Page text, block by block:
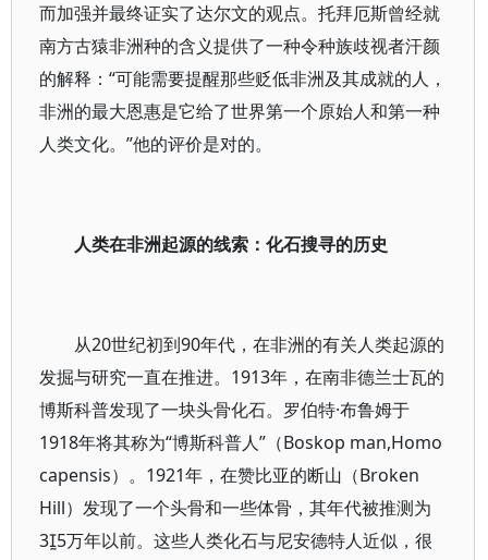
而加强并最终证实了达尔文的观点。托拜厄斯曾经就
南方古猿非洲种的含义提供了一种令种族歧视者汗颜
的解释：“可能需要提醒那些贬低非洲及其成就的人，
非洲的最大恩惠是它给了世界第一个原始人和第一种
人类文化。”他的评价是对的。
人类在非洲起源的线索：化石搜寻的历史
从20世纪初到90年代，在非洲的有关人类起源的
发掘与研究一直在推进。1913年，在南非德兰士瓦的
博斯科普发现了一块头骨化石。罗伯特·布鲁姆于
1918年将其称为“博斯科普人”（Boskop man,Homo
capensis）。1921年，在赞比亚的断山（Broken
Hill）发现了一个头骨和一些体骨，其年代被推测为
35万年以前。这些人类化石与尼安德特人近似，很